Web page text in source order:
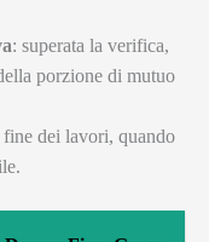
: superata la verifica,
porzione di mutuo
fine dei lavori, quando